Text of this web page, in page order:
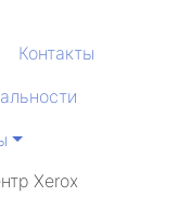
Контакты
Xerox